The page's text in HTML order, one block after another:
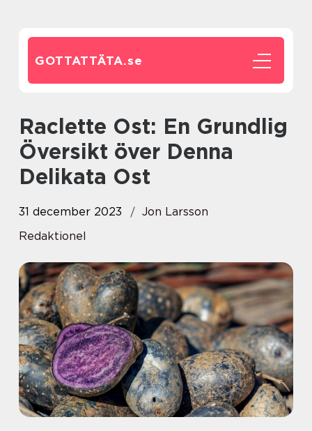
GOTTATTÄTA.se
Raclette Ost: En Grundlig
Översikt över Denna
Delikata Ost
31 december 2023
Jon Larsson
Redaktionel